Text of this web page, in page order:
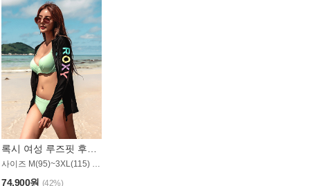
록시 여성 루즈핏 후드 래쉬가드 WT900BRX
사이즈 M(95)~3XL(115) / 롱기장 타입
74,900원 (42%)